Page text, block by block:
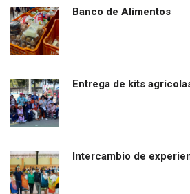
Banco de Alimentos
Entrega de kits
Intercambio de